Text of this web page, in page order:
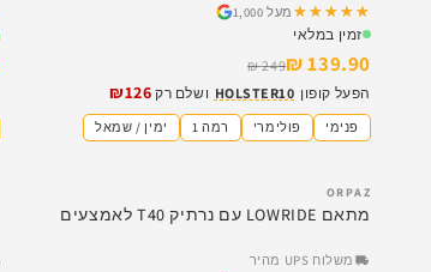
★★★★★
★★★★★ מעל 1,000
זמין במלאי
139.90 ₪
249 ₪
הפעל קופון HOLSTER10 ושלם רק ₪126
פנימי פולימרי רמה 1 ימין / שמאל
SALE
ORPAZ
מתאם LOWRIDE עם נרתיק T40 לאמצעים
משלוח UPS מהיר